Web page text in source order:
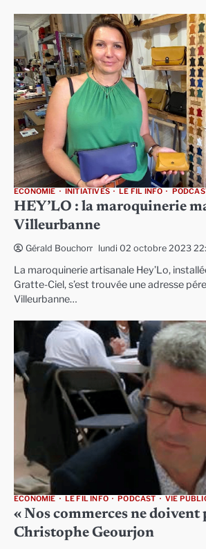
ECONOMIE INITIATIVES LE FIL INFO
HEY’LO : la maroquinerie
Villeurbanne
Gérald Bouchon lundi 02 octobre 2023
La maroquinerie artisanale Hey’Lo,
Gratte-Ciel, s’est trouvée une adresse
Villeurbanne…
ECONOMIE LE FIL INFO PODCAST VIE
« Nos commerces ne doivent
Christophe Geourjon